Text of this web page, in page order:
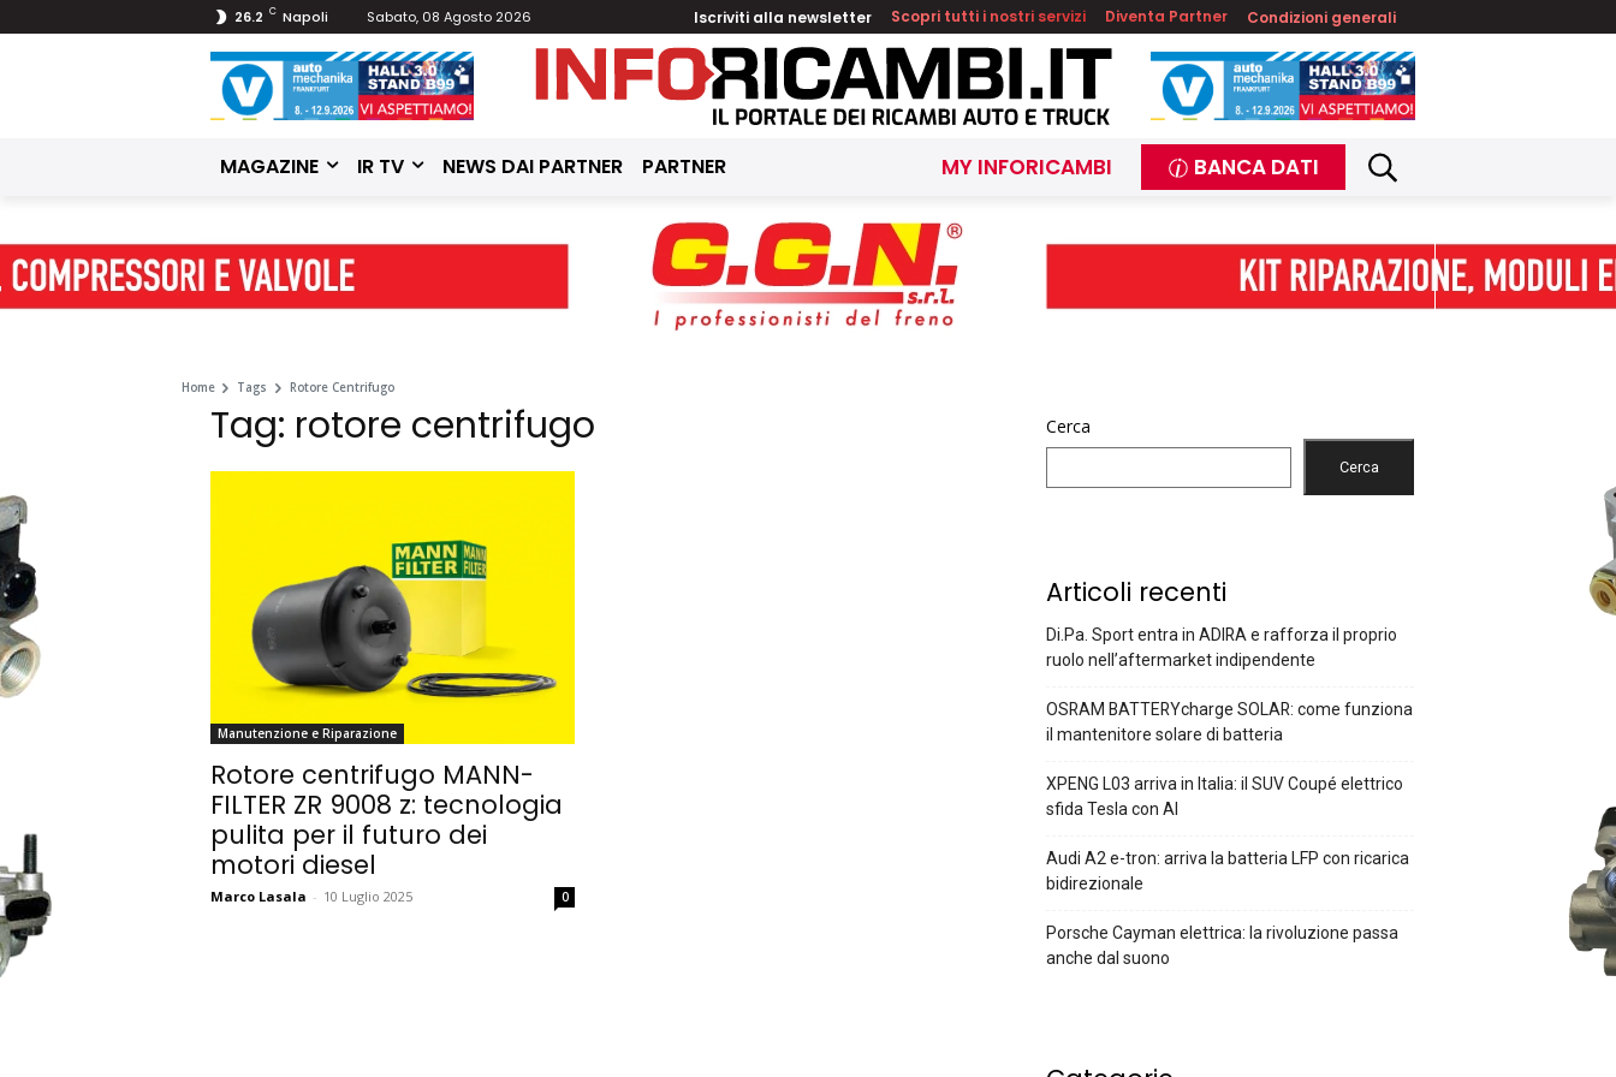
26.2 C Napoli Sabato, 08 Agosto 2026 Iscriviti alla newsletter Scopri tutti i nostri servizi Diventa Partner Condizioni generali
MAGAZINE IR TV NEWS DAI PARTNER PARTNER MY INFORICAMBI BANCA DATI
Home Tags Rotore Centrifugo
Tag: rotore centrifugo
Manutenzione e Riparazione
Rotore centrifugo MANN-
FILTER ZR 9008 z: tecnologia
pulita per il futuro dei
motori diesel
Marco Lasala - 10 Luglio 2025 0
Cerca
Cerca
Articoli recenti
Di.Pa. Sport entra in ADIRA e rafforza il proprio
ruolo nell’aftermarket indipendente
OSRAM BATTERYcharge SOLAR: come funziona
il mantenitore solare di batteria
XPENG L03 arriva in Italia: il SUV Coupé elettrico
sfida Tesla con AI
Audi A2 e-tron: arriva la batteria LFP con ricarica
bidirezionale
Porsche Cayman elettrica: la rivoluzione passa
anche dal suono